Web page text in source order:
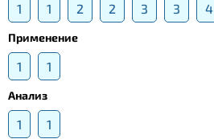
1 1 2 2 3 3 4
Применение
1 1
Анализ
1 1